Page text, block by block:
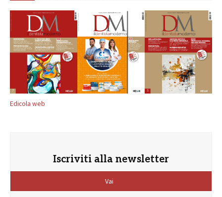
Edicola web
Iscriviti alla newsletter
Vai